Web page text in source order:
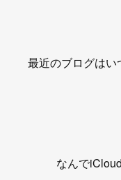
最近のブログは
なんで